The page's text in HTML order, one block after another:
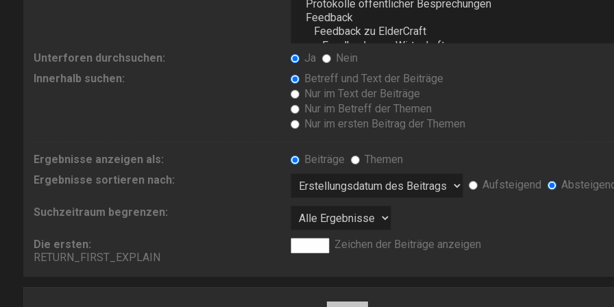
Unterforen durchsuchen: Ja
Nein
Innerhalb suchen:
Betreff und Text der Beiträge
Nur im Text der Beiträge
Nur im Betreff der Themen
Nur im ersten Beitrag der Themen
Ergebnisse anzeigen als: Beiträge
Themen
Ergebnisse sortieren nach:
Aufsteigend
Suchzeitraum begrenzen:
Die ersten:
RETURN_FIRST_EXPLAIN
Zeichen der Beiträge anzeigen